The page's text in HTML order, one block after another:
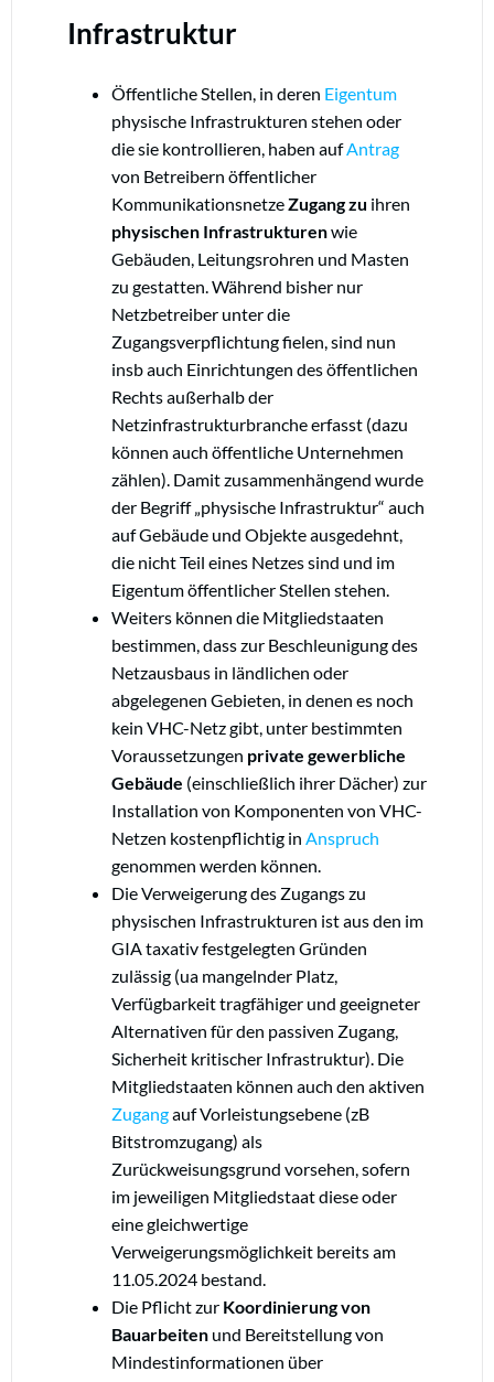
Infrastruktur
Öffentliche Stellen, in deren Eigentum
physische Infrastrukturen stehen oder
die sie kontrollieren, haben aufAntrag
von Betreibern öffentlicher
KommunikationsnetzeZugang zu ihren
physischen Infrastrukturenwie
Gebäuden, Leitungsrohren und Masten
zu gestatten. Während bisher nur
Netzbetreiber unter die
Zugangsverpflichtung fielen, sind nun
insb auch Einrichtungen des öffentlichen
Rechts außerhalb der
Netzinfrastrukturbranche erfasst (dazu
können auch öffentliche Unternehmen
zählen). Damit zusammenhängend wurde
der Begriff „physische Infrastruktur“ auch
auf Gebäude und Objekte ausgedehnt,
die nicht Teil eines Netzes sind und im
Eigentum öffentlicher Stellen stehen.
Weiters können die Mitgliedstaaten
bestimmen, dass zur Beschleunigung des
Netzausbaus in ländlichen oder
abgelegenen Gebieten, in denen es noch
kein VHC-Netz gibt, unter bestimmten
Voraussetzungen private gewerbliche
Gebäude (einschließlich ihrer Dächer) zur
Installation von Komponenten von VHC-
Netzen kostenpflichtig in Anspruch
genommen werden können.
Die Verweigerung des Zugangs zu
physischen Infrastrukturen ist aus den im
GIA taxativ festgelegten Gründen
zulässig (ua mangelnder Platz,
Verfügbarkeit tragfähiger und geeigneter
Alternativen für den passiven Zugang,
Sicherheit kritischer Infrastruktur). Die
Mitgliedstaaten können auch den aktiven
Zugangauf Vorleistungsebene (zB
Bitstromzugang) als
Zurückweisungsgrund vorsehen, sofern
im jeweiligen Mitgliedstaat diese oder
eine gleichwertige
Verweigerungsmöglichkeit bereits am
11.05.2024 bestand.
Die Pflicht zur Koordinierung von
Bauarbeiten und Bereitstellung von
Mindestinformationen über